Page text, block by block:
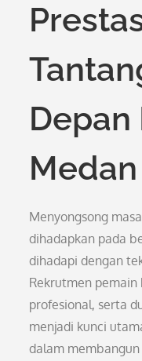
Depan
Medan
Menyongsong
dihadapkan pada
dihadapi dengan
Rekrutmen
profesional, serta
menjadi kunci
dalam